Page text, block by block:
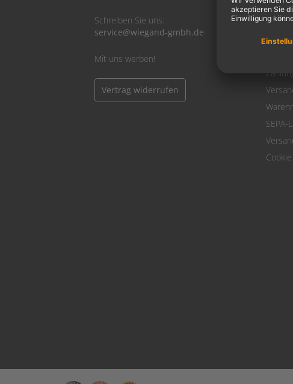
Schreiben Sie uns:
service@wiegand-gmbh.de
Mit uns werben!
Vertrag widerrufen
Mein
Login
SEPA-